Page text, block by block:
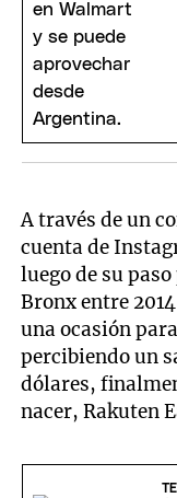
A través de un
cuenta de
luego de su
Bronx entre
una ocasión
percibiendo un
dólares,
nacer, Rakuten